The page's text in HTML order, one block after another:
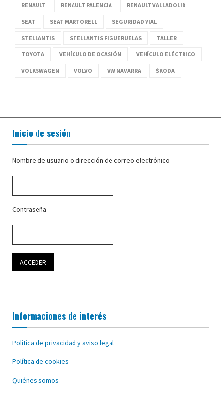
RENAULT RENAULT PALENCIA RENAULT VALLADOLID
SEAT SEAT MARTORELL SEGURIDAD VIAL
STELLANTIS STELLANTIS FIGUERUELAS TALLER
TOYOTA VEHÍCULO DE OCASIÓN VEHÍCULO ELÉCTRICO
VOLKSWAGEN VOLVO VW NAVARRA ŠKODA
Inicio de sesión
Nombre de usuario o dirección de correo electrónico
Contraseña
Informaciones de interés
Política de privacidad y aviso legal
Política de cookies
Quiénes somos